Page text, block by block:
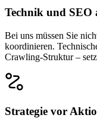
Technik und SEO
Bei uns müssen Sie
koordinieren.
Crawling-Struktur –
Strategie vor